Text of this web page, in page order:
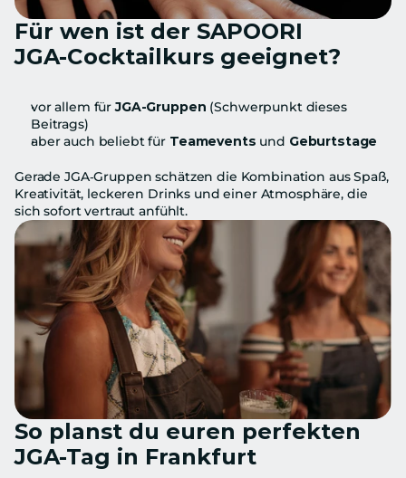
Für wen ist der SAPOORI
JGA‑Cocktailkurs geeignet?
vor allem für JGA‑Gruppen (Schwerpunkt dieses
Beitrags)
aber auch beliebt für Teamevents und Geburtstage
Gerade JGA‑Gruppen schätzen die Kombination aus Spaß,
Kreativität, leckeren Drinks und einer Atmosphäre, die
sich sofort vertraut anfühlt.
So planst du euren perfekten
JGA-Tag in Frankfurt